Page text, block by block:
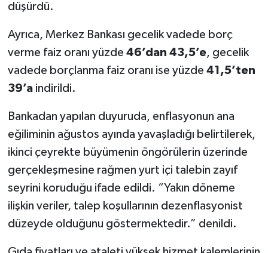
düşürdü.
Ayrıca, Merkez Bankası gecelik vadede borç
verme faiz oranı yüzde 46’dan 43,5’e, gecelik
vadede borçlanma faiz oranı ise yüzde 41,5’ten
39’aindirildi.
Bankadan yapılan duyuruda, enflasyonun ana
eğiliminin ağustos ayında yavaşladığı belirtilerek,
ikinci çeyrekte büyümenin öngörülerin üzerinde
gerçekleşmesine rağmen yurt içi talebin zayıf
seyrini koruduğu ifade edildi. “Yakın döneme
ilişkin veriler, talep koşullarının dezenflasyonist
düzeyde olduğunu göstermektedir.” denildi.